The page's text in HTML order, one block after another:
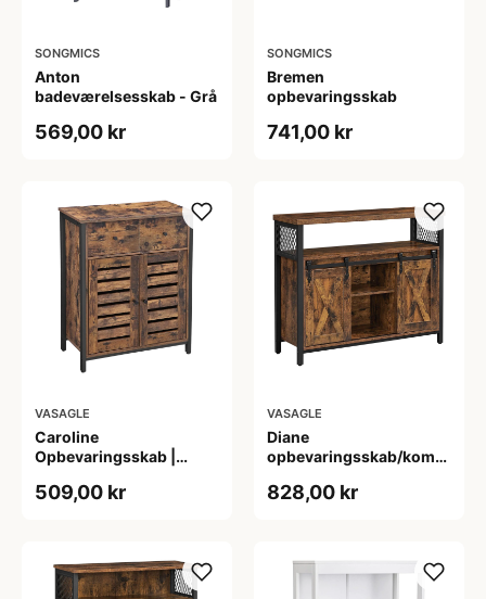
SONGMICS
Anton
badeværelsesskab - Grå
569,00 kr
SONGMICS
Bremen
opbevaringsskab
741,00 kr
VASAGLE
Caroline
Opbevaringsskab |
Løsning
509,00 kr
VASAGLE
Diane
opbevaringsskab/kommode
828,00 kr